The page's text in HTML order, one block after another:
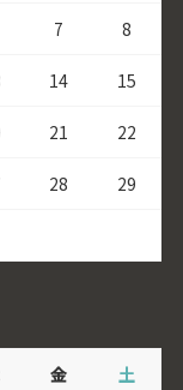
7 8
14 15
21 22
28 29
金 土